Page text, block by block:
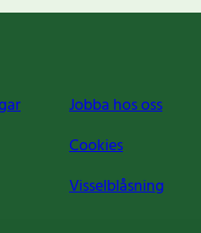
Jobba hos oss
Cookies
Visselblåsning